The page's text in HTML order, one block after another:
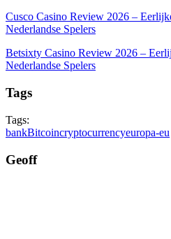
Cusco Casino Review 2026 –
Nederlandse Spelers
Betsixty Casino Review 2026 –
Nederlandse Spelers
Tags
Tags:
bankBitcoincryptocurrencyeuropa-eu
Geoff